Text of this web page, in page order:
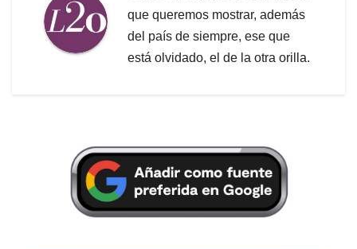
que queremos mostrar, además
del país de siempre, ese que
está olvidado, el de la otra orilla.